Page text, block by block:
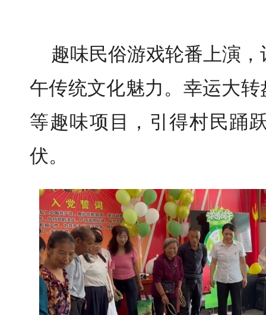
趣味民俗游戏轮番上演
午传统文化魅力。幸运大
等趣味项目，引得村民踊
伏。